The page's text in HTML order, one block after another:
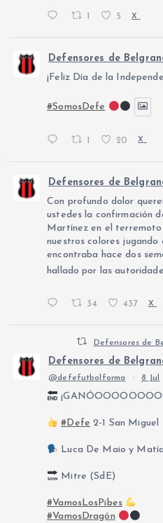
5 X
Defensores de
¡Feliz Día de la
#SomosDefe
1 20 X
Defensores de
Con profundo dolor
ustedes la confirmación
Martínez en el terremoto
nuestros colores jugando
encontraba hace dos
hallado por las
34 437 X
Defensores de
Defensores de
@defefutbolforma · 8 Jul
#Defe 2-1 San Miguel
Luca De Maio y
Mitre (SdE)
#VamosLosPibes
#VamosDragón